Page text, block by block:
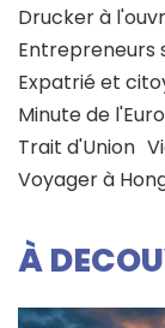
Drucker à
Entrepreneurs
Expatrié et
Minute de
Trait d'Union
Voyager à
À